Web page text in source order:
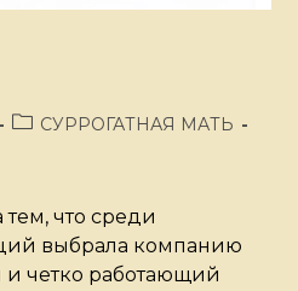
СУРРОГАТНАЯ МАТЬ
что среди
выбрала компанию
четко работающий